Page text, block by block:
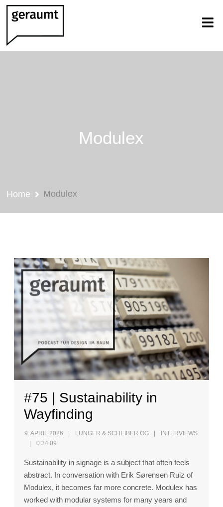
Modulex
Home Modulex
#75 | Sustainability in
Wayfinding
9. APRIL 2026 LUNGER & SCHEIBER OG
INTERVIEWS
0:34:09
Sustainability in signage is a subject that often feels
abstract. In conversation with Erik Sørensen Ruiz of
Modulex, it becomes far more concrete. Modulex has
worked with modular systems for many years and